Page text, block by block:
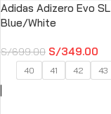
Adidas Adizero Evo SL
Blue/White
S/699.00 S/349.00
40 41 42 43